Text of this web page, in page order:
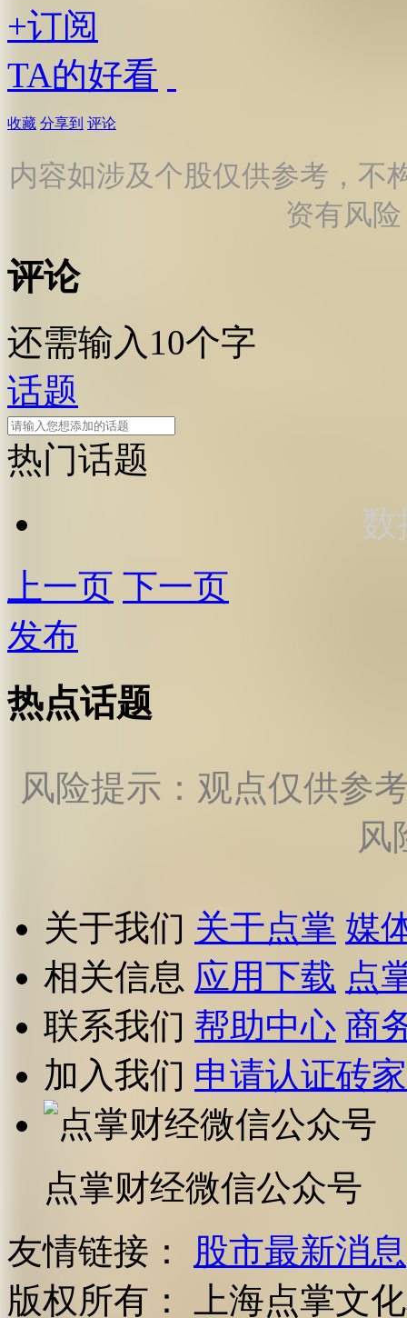
+订阅
TA的好看
收藏 分享到 评论
内容如涉及个股仅供参考，不
资有风
评论
还需输入10个字
话题
热门话题
数
上一页 下一页
发布
热点话题
风险提示：观点仅供参
风
关于我们 关于点掌 媒
相关信息 应用下载 点
联系我们 帮助中心 商
加入我们 申请认证砖家
点掌财经微信公众号
友情链接：
股市最新消息
版权所有：
上海点掌文